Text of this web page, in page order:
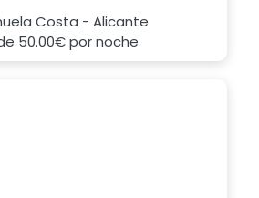
Costa - Alicante
50.00€por noche